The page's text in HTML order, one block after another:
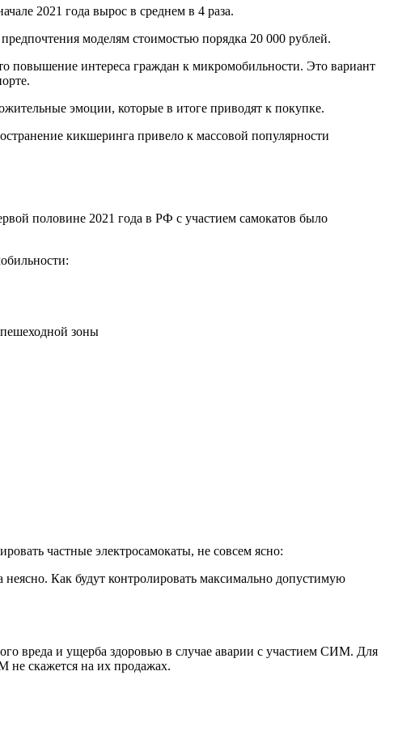
2021 года вырос в среднем в 4 раза.
моделям стоимостью порядка 20 000 рублей.
повышение интереса граждан к микромобильности. Это вариант
эмоции, которые в итоге приводят к покупке.
кикшеринга привело к массовой популярности
половине 2021 года в РФ с участием самокатов было
пешеходной зоны
частные электросамокаты, не совсем ясно:
Как будут контролировать максимально допустимую
вреда и ущерба здоровью в случае аварии с участием СИМ. Для
не скажется на их продажах.